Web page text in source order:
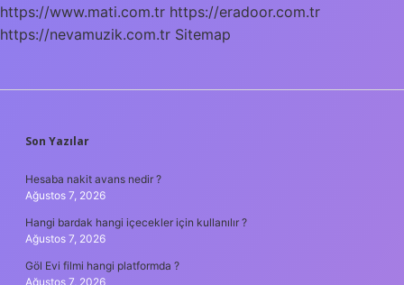
https://www.mati.com.tr https://eradoor.com.tr
https://nevamuzik.com.tr Sitemap
SIDEBAR
Son Yazılar
Hesaba nakit avans nedir ?
Ağustos 7, 2026
Hangi bardak hangi içecekler için kullanılır ?
Ağustos 7, 2026
Göl Evi filmi hangi platformda ?
Ağustos 7, 2026